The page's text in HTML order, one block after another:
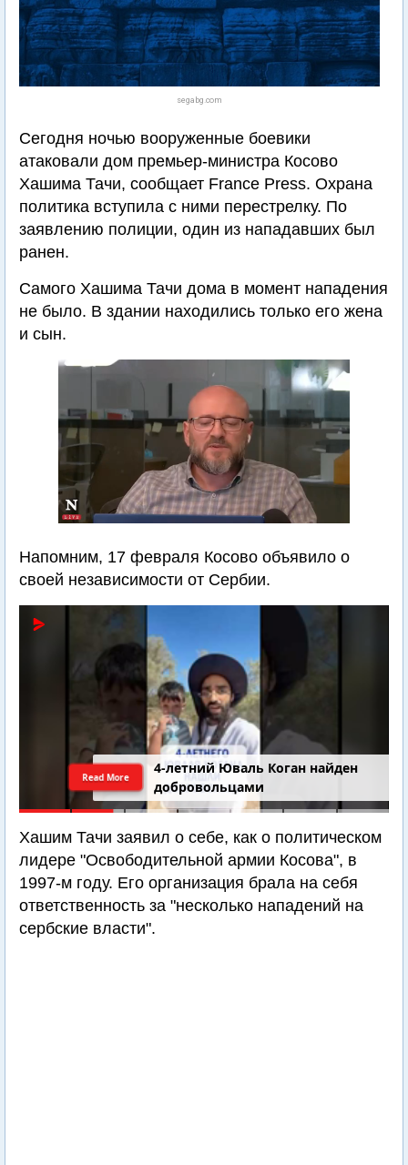
segabg.com
Сегодня ночью вооруженные боевики
атаковали дом премьер-министра Косово
Хашима Тачи, сообщает France Press. Охрана
политика вступила с ними перестрелку. По
заявлению полиции, один из нападавших был
ранен.
Самого Хашима Тачи дома в момент нападения
не было. В здании находились только его жена
и сын.
Напомним, 17 февраля Косово объявило о
своей независимости от Сербии.
4-летний Юваль Коган найден
добровольцами
Read More
Хашим Тачи заявил о себе, как о политическом
лидере "Освободительной армии Косова", в
1997-м году. Его организация брала на себя
ответственность за "несколько нападений на
сербские власти".